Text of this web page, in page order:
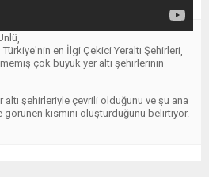
Türkiye'nin en İlgi Çekici Yeraltı Şehirleri
çok büyük yer altı şehirlerinin
altı şehirleriyle çevrili olduğunu ve şu ana
kısmını oluşturduğunu belirtiyor.